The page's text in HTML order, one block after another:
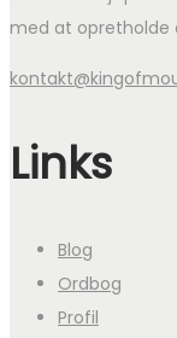
med at
Links
Blog
Ordbog
Profil